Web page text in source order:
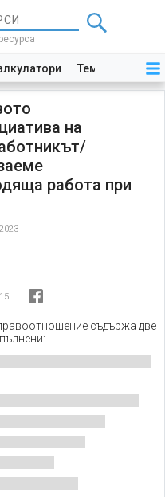
Теми Закони
на
работа при
съдържа две